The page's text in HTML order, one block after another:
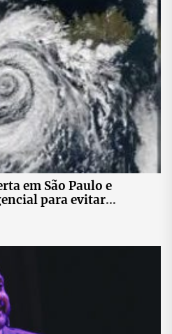
em São Paulo e
para evitar
de energia